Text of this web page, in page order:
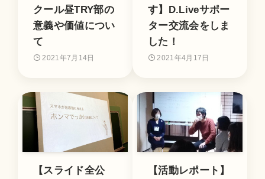
クール昼TRY部の
意義や価値につい
て
2021年7月14日
す】D.Liveサポー
ター交流会をしま
した！
2021年4月17日
【スライド全公
【活動レポート】